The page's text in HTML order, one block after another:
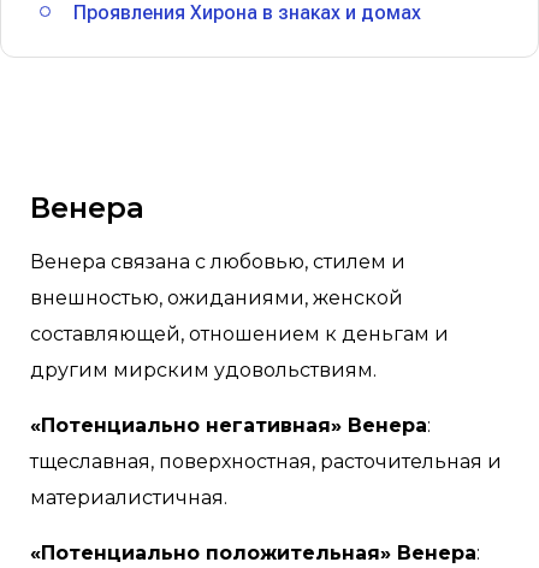
Проявления Хирона в знаках и домах
Венера
Венера связана с любовью, стилем и
внешностью, ожиданиями, женской
составляющей, отношением к деньгам и
другим мирским удовольствиям.
«Потенциально негативная» Венера:
тщеславная, поверхностная, расточительная и
материалистичная.
«Потенциально положительная» Венера: